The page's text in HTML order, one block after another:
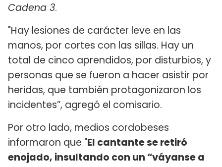
Cadena 3.
"Hay lesiones de carácter leve en las
manos, por cortes con las sillas. Hay un
total de cinco aprendidos, por disturbios, y
personas que se fueron a hacer asistir por
heridas, que también protagonizaron los
incidentes”, agregó el comisario.
Por otro lado, medios cordobeses
informaron que "El cantante se retiró
enojado, insultando con un “váyanse a